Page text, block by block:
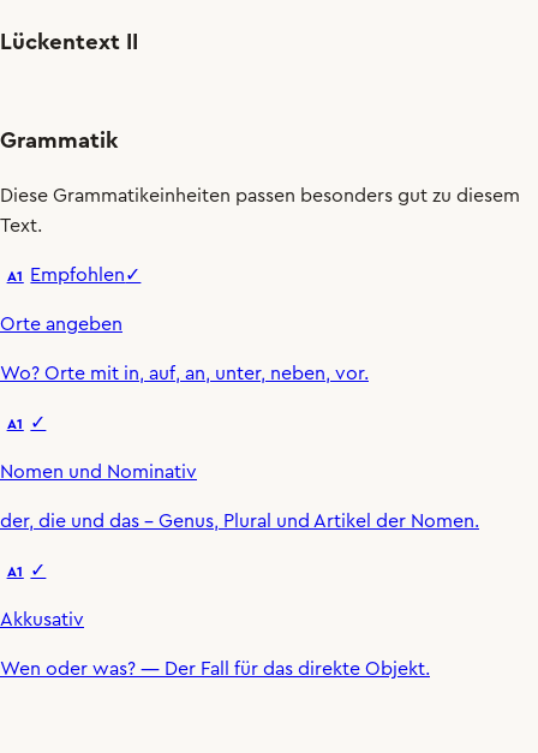
Lückentext II
Grammatik
Diese Grammatikeinheiten passen besonders gut zu diesem
Text.
A1 Empfohlen✓
Orte angeben
Wo? Orte mit in, auf, an, unter, neben, vor.
A1 ✓
Nomen und Nominativ
der, die und das – Genus, Plural und Artikel der Nomen.
A1 ✓
Akkusativ
Wen oder was? — Der Fall für das direkte Objekt.